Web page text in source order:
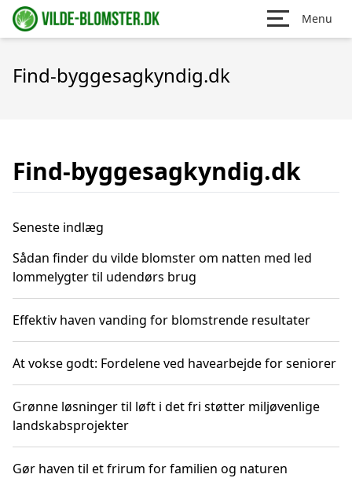
Menu
Find-byggesagkyndig.dk
Find-byggesagkyndig.dk
Seneste indlæg
Sådan finder du vilde blomster om natten med led
lommelygter til udendørs brug
Effektiv haven vanding for blomstrende resultater
At vokse godt: Fordelene ved havearbejde for seniorer
Grønne løsninger til løft i det fri støtter miljøvenlige
landskabsprojekter
Gør haven til et frirum for familien og naturen